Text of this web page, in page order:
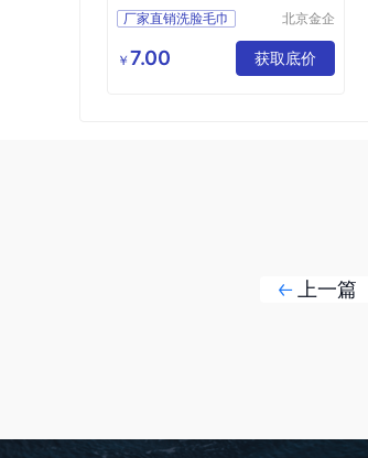
家批发 情侣情人节定制logo毛
巾礼盒套装
厂家直销洗脸毛巾
情人节刻字毛巾礼盒
北京金企
有限公司
￥ 7.00 获取底价
上一篇